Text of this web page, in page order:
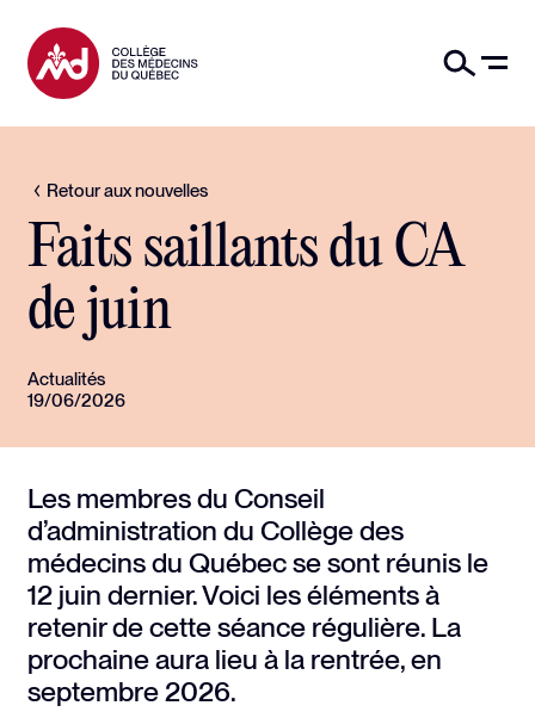
Retour aux nouvelles
Faits saillants du CA
de juin
Actualités
19/06/2026
Les membres du Conseil
d’administration du Collège des
médecins du Québec se sont réunis le
12 juin dernier. Voici les éléments à
retenir de cette séance régulière. La
prochaine aura lieu à la rentrée, en
septembre 2026.